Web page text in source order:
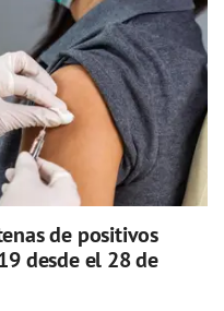
de positivos
desde el 28 de